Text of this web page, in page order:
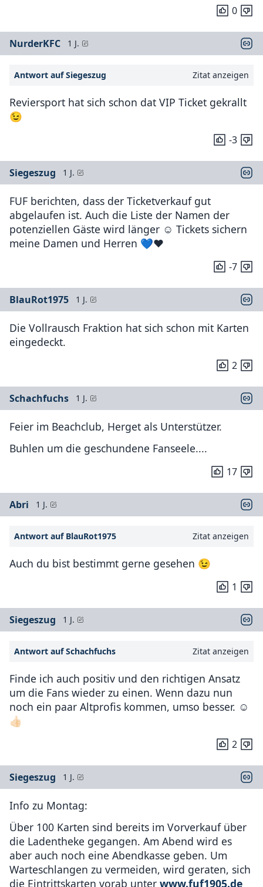
0
NurderKFC 1 J.
Antwort auf Siegeszug Zitat anzeigen
Reviersport hat sich schon dat VIP Ticket gekrallt
😉
-3
Siegeszug 1 J.
FUF berichten, dass der Ticketverkauf gut
abgelaufen ist. Auch die Liste der Namen der
potenziellen Gäste wird länger ☺️ Tickets sichern
meine Damen und Herren 💙❤️
-7
BlauRot1975 1 J.
Die Vollrausch Fraktion hat sich schon mit Karten
eingedeckt.
2
Schachfuchs 1 J.
Feier im Beachclub, Herget als Unterstützer.
Buhlen um die geschundene Fanseele....
17
Abri 1 J.
Antwort auf BlauRot1975 Zitat anzeigen
Auch du bist bestimmt gerne gesehen 😉
1
Siegeszug 1 J.
Antwort auf Schachfuchs Zitat anzeigen
Finde ich auch positiv und den richtigen Ansatz
um die Fans wieder zu einen. Wenn dazu nun
noch ein paar Altprofis kommen, umso besser. ☺️
👍🏻
2
Siegeszug 1 J.
Info zu Montag:
Über 100 Karten sind bereits im Vorverkauf über
die Ladentheke gegangen. Am Abend wird es
aber auch noch eine Abendkasse geben. Um
Warteschlangen zu vermeiden, wird geraten, sich
die Eintrittskarten vorab unter www.fuf1905.de